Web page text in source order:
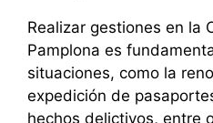
Realizar gestiones en la
Pamplona es
situaciones, como la
expedición de
hechos delictivos, entre